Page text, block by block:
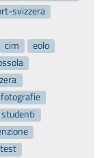
svizzera
cim
eolo
fotografie
studenti